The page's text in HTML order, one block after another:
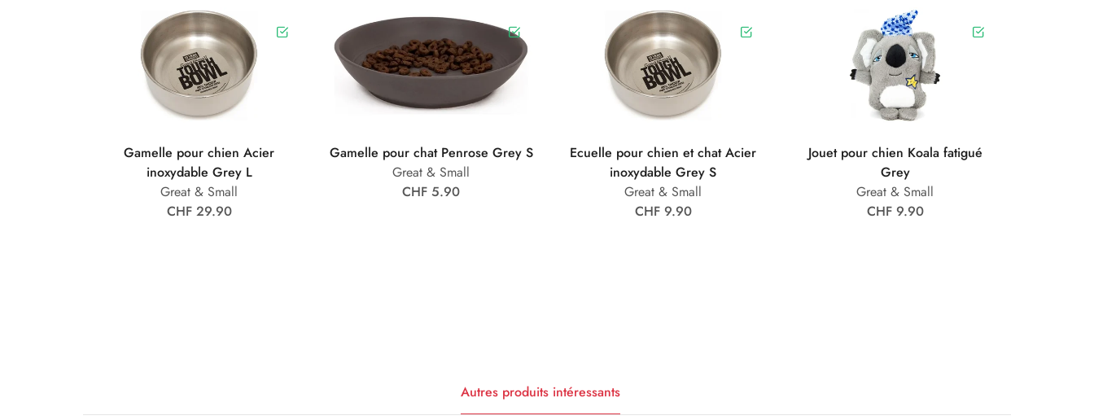
Gamelle pour chien Acier
inoxydable Grey L
Great & Small
CHF 29.90
Gamelle pour chat Penrose Grey S
Great & Small
CHF 5.90
Ecuelle pour chien et chat Acier
inoxydable Grey S
Great & Small
CHF 9.90
Jouet pour chien Koala fatigué
Grey
Great & Small
CHF 9.90
Autres produits intéressants